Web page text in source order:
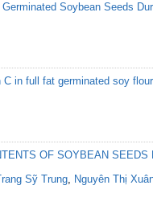
Soybean Seeds
in full fat germinated soy
OF SOYBEAN SEEDS
Sỹ Trung, Nguyên Thị